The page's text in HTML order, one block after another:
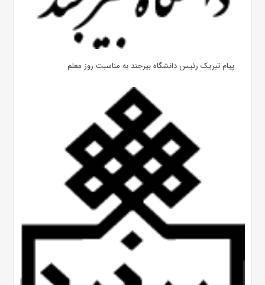
پیام تبریک رئیس دانشگاه بیرجند به مناسبت روز معلم